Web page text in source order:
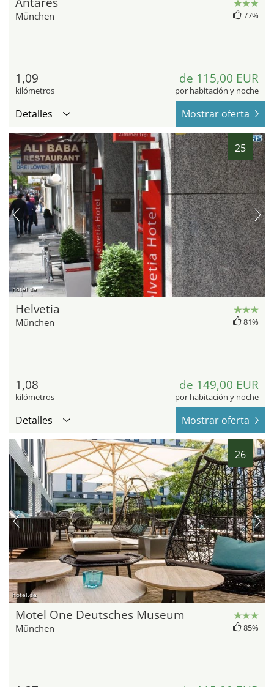
München 77%
1,09
kilómetros
de 115,00 EUR
por habitación y noche
Detalles Mostrar oferta
25
hotel.de
Helvetia
München 81%
1,08
kilómetros
de 149,00 EUR
por habitación y noche
Detalles Mostrar oferta
26
hotel.de
Motel One Deutsches Museum
München 85%